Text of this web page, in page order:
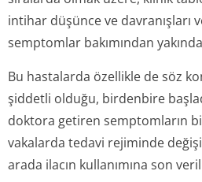
intihar düşünce ve davranışları
semptomlar bakımından
Bu hastalarda özellikle de söz
şiddetli olduğu, birdenbire
doktora getiren semptomların
vakalarda tedavi rejiminde
arada ilacın kullanımına son